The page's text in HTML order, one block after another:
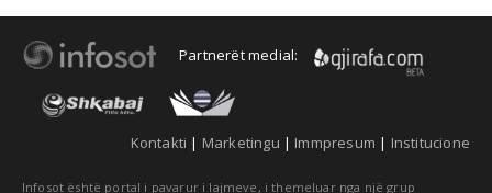
Partnerët medial:
Kontakti | Marketingu | Immpresum | Institucione
Infosot është portal i pavarur i lajmeve, i themeluar nga një grup